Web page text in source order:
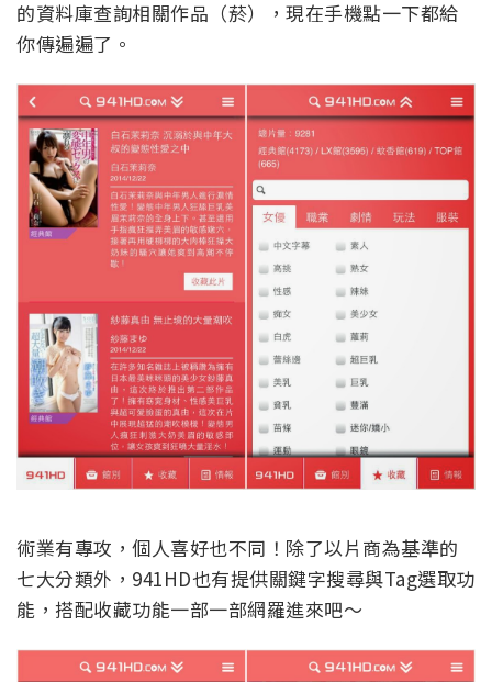
的資料庫查詢相關作品（菸），現在手機點一下都給
你傳遍遍了。
術業有專攻，個人喜好也不同！除了以片商為基準的
七大分類外，941HD也有提供關鍵字搜尋與Tag選取功
能，搭配收藏功能一部一部網羅進來吧～